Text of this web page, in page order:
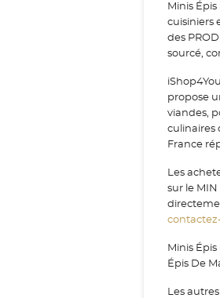
Minis
cuisiniers
des
sourcé,
propose
viandes,
culinaires
France
Les
sur le
Minis
Épis De
Les